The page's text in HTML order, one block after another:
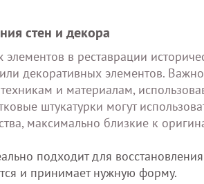
стен и декора
в реставрации
декоративных элементов.
и материалам,
штукатурки могут
максимально близкие к
подходит для
и принимает нужную форму.